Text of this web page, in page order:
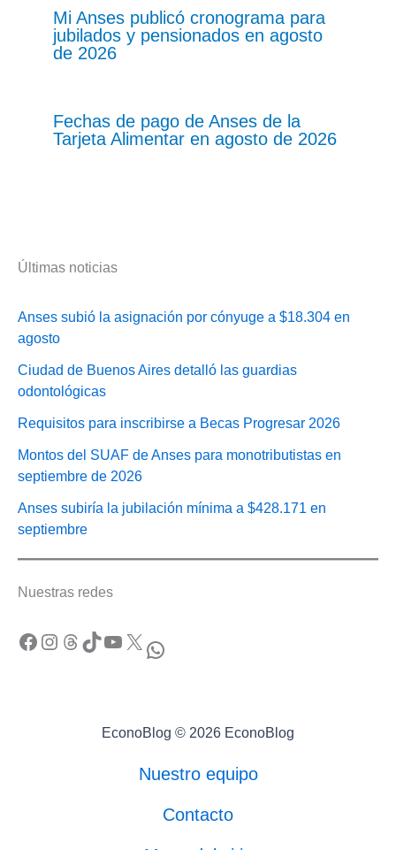
Mi Anses publicó cronograma para
jubilados y pensionados en agosto
de 2026
Fechas de pago de Anses de la
Tarjeta Alimentar en agosto de 2026
Últimas noticias
Anses subió la asignación por cónyuge a $18.304 en
agosto
Ciudad de Buenos Aires detalló las guardias
odontológicas
Requisitos para inscribirse a Becas Progresar 2026
Montos del SUAF de Anses para monotributistas en
septiembre de 2026
Anses subiría la jubilación mínima a $428.171 en
septiembre
Nuestras redes
Facebook Instagram Threads TikTok YouTube X WhatsApp
EconoBlog © 2026 EconoBlog
Nuestro equipo
Contacto